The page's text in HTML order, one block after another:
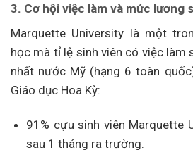
3. Cơ hội việc làm và mức lương
Marquette University là một
học mà tỉ lệ sinh viên có việc làm
nhất nước Mỹ (hạng 6 toàn
Giáo dục Hoa Kỳ:
91% cựu sinh viên Marquette
sau 1 tháng ra trường.